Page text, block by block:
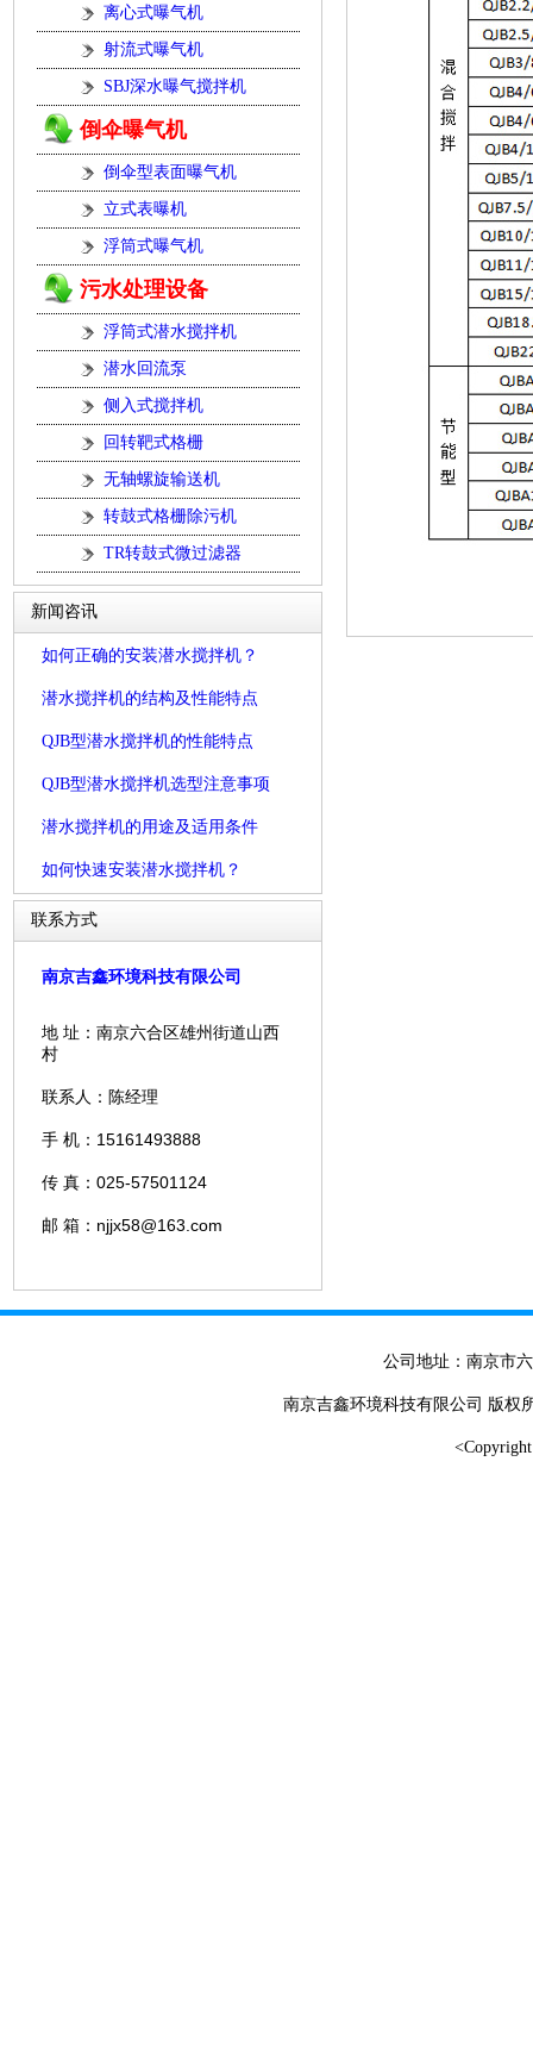
离心式曝气机
射流式曝气机
SBJ深水曝气搅拌机
倒伞曝气机
倒伞型表面曝气机
立式表曝机
浮筒式曝气机
污水处理设备
浮筒式潜水搅拌机
潜水回流泵
侧入式搅拌机
回转靶式格栅
无轴螺旋输送机
转鼓式格栅除污机
TR转鼓式微过滤器
新闻咨讯
如何正确的安装潜水搅拌机？
潜水搅拌机的结构及性能特点
QJB型潜水搅拌机的性能特点
QJB型潜水搅拌机选型注意事项
潜水搅拌机的用途及适用条件
如何快速安装潜水搅拌机？
联系方式
南京吉鑫环境科技有限公司
地 址：南京六合区雄州街道山西
村
联系人：陈经理
手 机： 15161493888
传 真： 025-57501124
邮 箱： njjx58@163.com
公司地址：南京市
南京吉鑫环境科技有限公司 版权